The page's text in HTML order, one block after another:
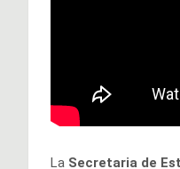
La Secretaria de